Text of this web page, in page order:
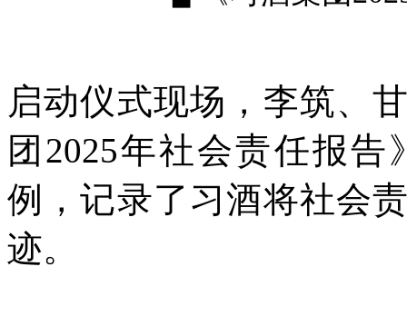
启动仪式现场，李筑、
团2025年社会责任报
例，记录了习酒将社会
迹。